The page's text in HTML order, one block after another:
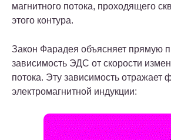
магнитного потока, проходящего
этого контура.
Закон Фарадея объясняет прямую
зависимость ЭДС от скорости
потока. Эту зависимость отражает
электромагнитной индукции: